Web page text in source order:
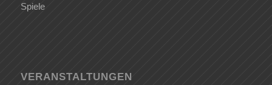
Spiele
VERANSTALTUNGEN